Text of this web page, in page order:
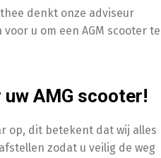
denkt onze adviseur
u om een AGM scooter te
AMG scooter!
op, dit betekent dat wij alles
zodat u veilig de weg